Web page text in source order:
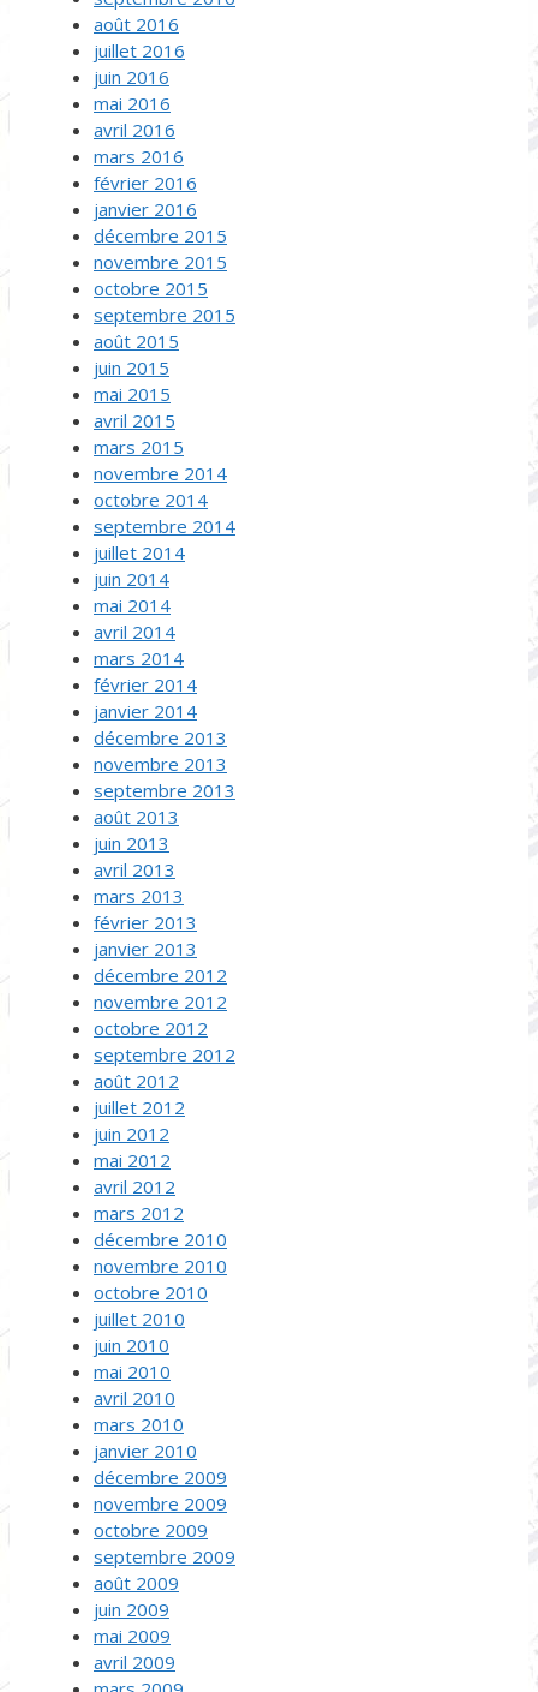
août 2016
juillet 2016
juin 2016
mai 2016
avril 2016
mars 2016
février 2016
janvier 2016
décembre 2015
novembre 2015
octobre 2015
septembre 2015
août 2015
juin 2015
mai 2015
avril 2015
mars 2015
novembre 2014
octobre 2014
septembre 2014
juillet 2014
juin 2014
mai 2014
avril 2014
mars 2014
février 2014
janvier 2014
décembre 2013
novembre 2013
septembre 2013
août 2013
juin 2013
avril 2013
mars 2013
février 2013
janvier 2013
décembre 2012
novembre 2012
octobre 2012
septembre 2012
août 2012
juillet 2012
juin 2012
mai 2012
avril 2012
mars 2012
décembre 2010
novembre 2010
octobre 2010
juillet 2010
juin 2010
mai 2010
avril 2010
mars 2010
janvier 2010
décembre 2009
novembre 2009
octobre 2009
septembre 2009
août 2009
juin 2009
mai 2009
avril 2009